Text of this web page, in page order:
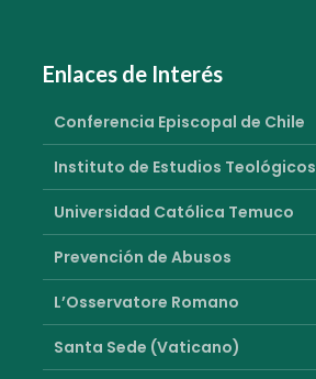
Enlaces de Interés
Conferencia Episcopal de Chile
Instituto de Estudios Teológicos
Universidad Católica Temuco
Prevención de Abusos
L’Osservatore Romano
Santa Sede (Vaticano)